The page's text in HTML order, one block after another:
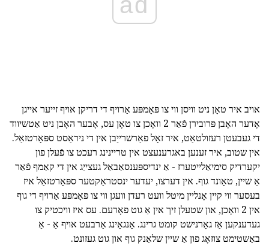
אויב איר טאָן ניט וויסן ווי צו פּאָמפּע אַרויף די דריקן אויף זייער אייגן
אָדער האָבן פּרובירן פֿאַר 2 וואָכן צו טאָן עס, אָבער האָבן ניט אַטשיווד
די געבעטן רעזולטאַט, איר זאָל פאַרשרייַבן אין די ניראַסט ספּאָרטזאַל.
אין שטוב, איר זענען באגרענעצט אין טריינינג רעכט צו פֿעלן פון
יקערדיק סימיאַלייטערז - אַ ינדיספּענסאַבאַל געצייַג אין די קאַמף פֿאַר
אַ שיין, טאָונד גוף. אין דערצו, יעדער ינסטראַקטער ספּאָרטזאַל איז
בעסער ווי קיין אָנליין מיטל וועט רעדן וועגן ווי צו פּאָמפּע אַרויף די גוף
אין 2 וואָכן, און שטעלן זיך אין אַ גוט פאָרעם. עס איז וויכטיק צו
געדענקען אַז גאָרנישט קומט גרינג. אָנגאָינג אַרבעט אויף אַ - אַ
באַשטימט צוזאָג פון אַ שיין שלאַנק גוף און גוט געזונט.